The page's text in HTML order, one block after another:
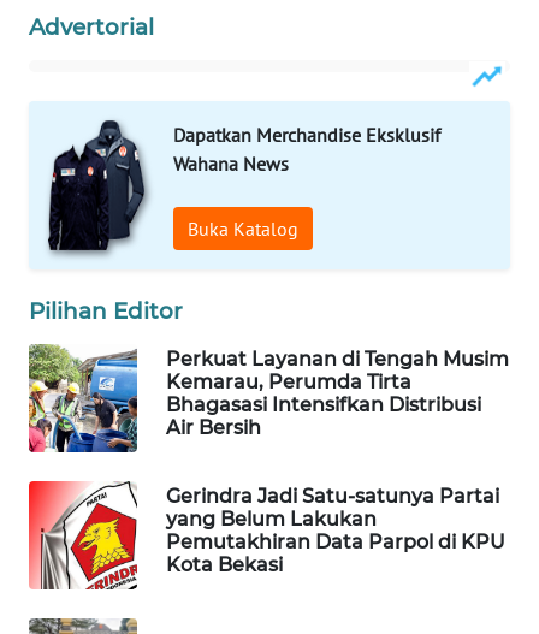
Advertorial
Dapatkan Merchandise Eksklusif
Wahana News
Buka Katalog
Pilihan Editor
Perkuat Layanan di Tengah Musim
Kemarau, Perumda Tirta
Bhagasasi Intensifkan Distribusi
Air Bersih
Gerindra Jadi Satu-satunya Partai
yang Belum Lakukan
Pemutakhiran Data Parpol di KPU
Kota Bekasi
KELISTRIKAN
ID
MAWAKA
ID
MARTABAT
PLN
WATCH
MKLI
LPKKI
LKKI
KOPEKLIN